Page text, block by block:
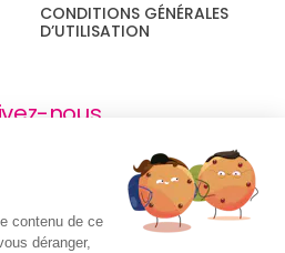
CONDITIONS GÉNÉRALES
D’UTILISATION
nous
contenu de ce
déranger,